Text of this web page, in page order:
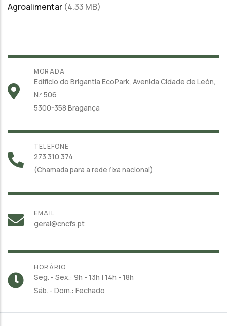
Agroalimentar (4.33 MB)
MORADA
Edifício do Brigantia EcoPark, Avenida Cidade de León,
N.º 506
5300-358 Bragança
TELEFONE
273 310 374
(Chamada para a rede fixa nacional)
EMAIL
geral@cncfs.pt
HORÁRIO
Seg. - Sex.: 9h - 13h | 14h - 18h
Sáb. - Dom.: Fechado